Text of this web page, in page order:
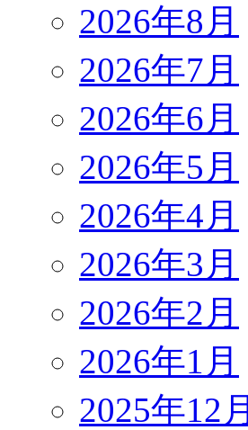
2026年8月
2026年7月
2026年6月
2026年5月
2026年4月
2026年3月
2026年2月
2026年1月
2025年12月